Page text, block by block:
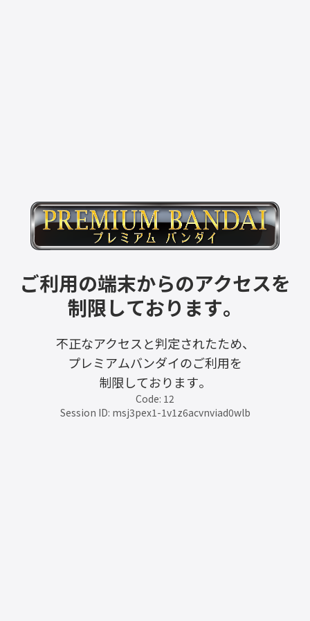
ご利用の端末からのアクセスを
制限しております。
不正なアクセスと判定されたため、
プレミアムバンダイのご利用を
制限しております。
Code: 12
Session ID: msj3pex1-1v1z6acvnviad0wlb